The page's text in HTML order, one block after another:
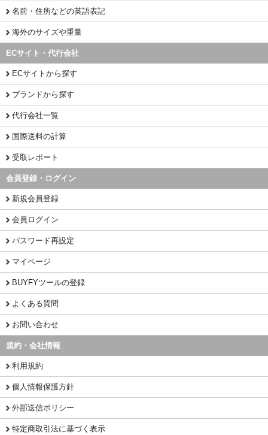
名前・住所などの英語表記
海外のサイズや重量
ECサイト・代行会社
ECサイトから探す
ブランドから探す
代行会社一覧
国際送料の計算
受取レポート
会員登録・ログイン
新規会員登録
会員ログイン
パスワード再設定
マイページ
BUYFYツールの登録
よくある質問
お問い合わせ
規約・会社情報
利用規約
個人情報保護方針
外部送信ポリシー
特定商取引法に基づく表示